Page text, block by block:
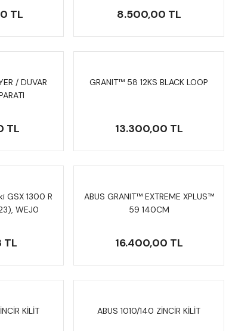
TL 8.500,00 TL
/ DUVAR
TL
GRANIT™ 58 12KS BLACK LOOP
13.300,00 TL
GSX 1300 R
WEJ0
TL
ABUS GRANIT™ EXTREME XPLUS™
59 140CM
16.400,00 TL
KİLİT ABUS 1010/140 ZİNCİR KİLİT